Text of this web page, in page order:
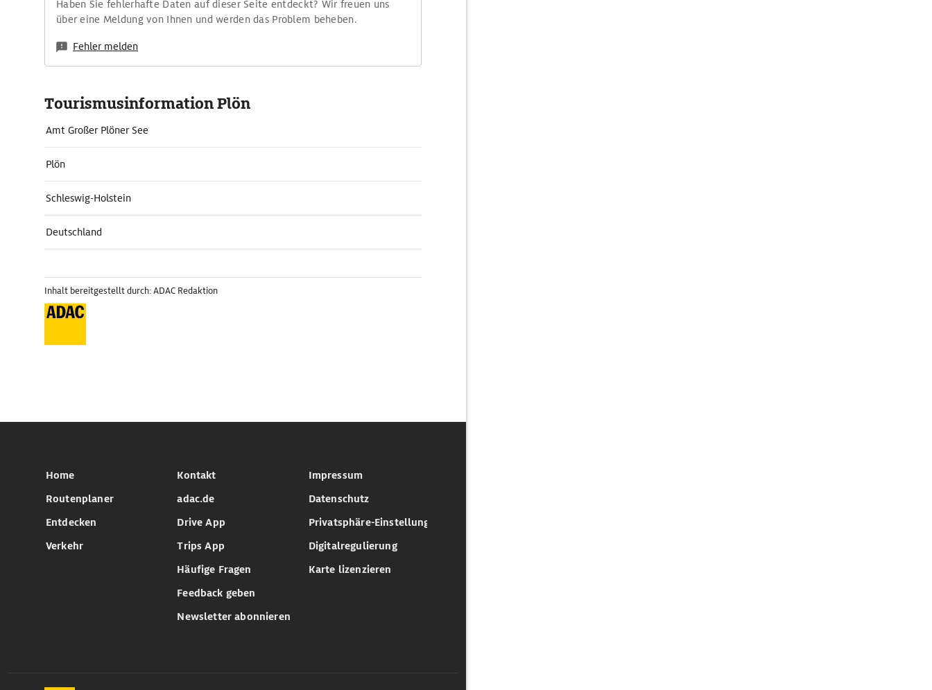
Haben Sie fehlerhafte Daten auf dieser Seite entdeckt? Wir freuen uns
über eine Meldung von Ihnen und werden das Problem beheben.
Fehler melden
Tourismusinformation Plön
Amt Großer Plöner See
Plön
Schleswig-Holstein
Deutschland
Inhalt bereitgestellt durch: ADAC Redaktion
Home
Routenplaner
Entdecken
Verkehr
Kontakt
adac.de
Drive App
Trips App
Häufige Fragen
Feedback geben
Newsletter abonnieren
Impressum
Datenschutz
Privatsphäre-Einstellungen
Digitalregulierung
Karte lizenzieren